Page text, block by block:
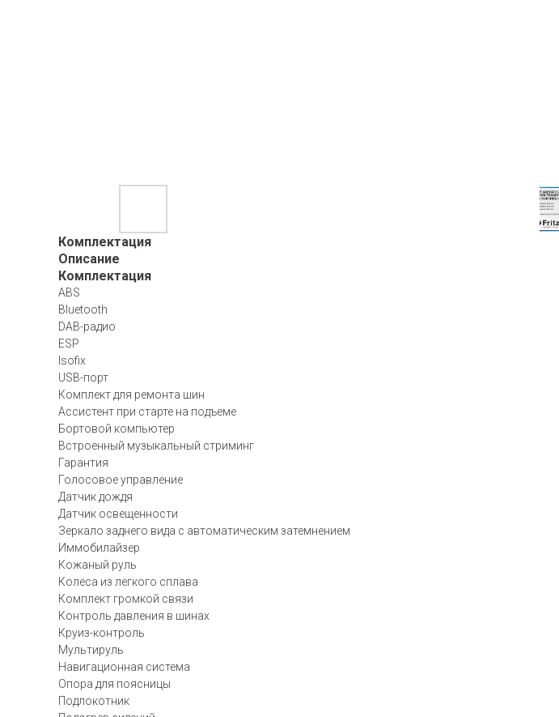
Комплектация
Описание
Комплектация
ABS
Bluetooth
DAB-радио
ESP
Isofix
USB-порт
Комплект для ремонта шин
Ассистент при старте на подъеме
Бортовой компьютер
Встроенный музыкальный стриминг
Гарантия
Голосовое управление
Датчик дождя
Датчик освещенности
Зеркало заднего вида с автоматическим затемнением
Иммобилайзер
Кожаный руль
Колеса из легкого сплава
Комплект громкой связи
Контроль давления в шинах
Круиз-контроль
Мультируль
Навигационная система
Опора для поясницы
Подлокотник